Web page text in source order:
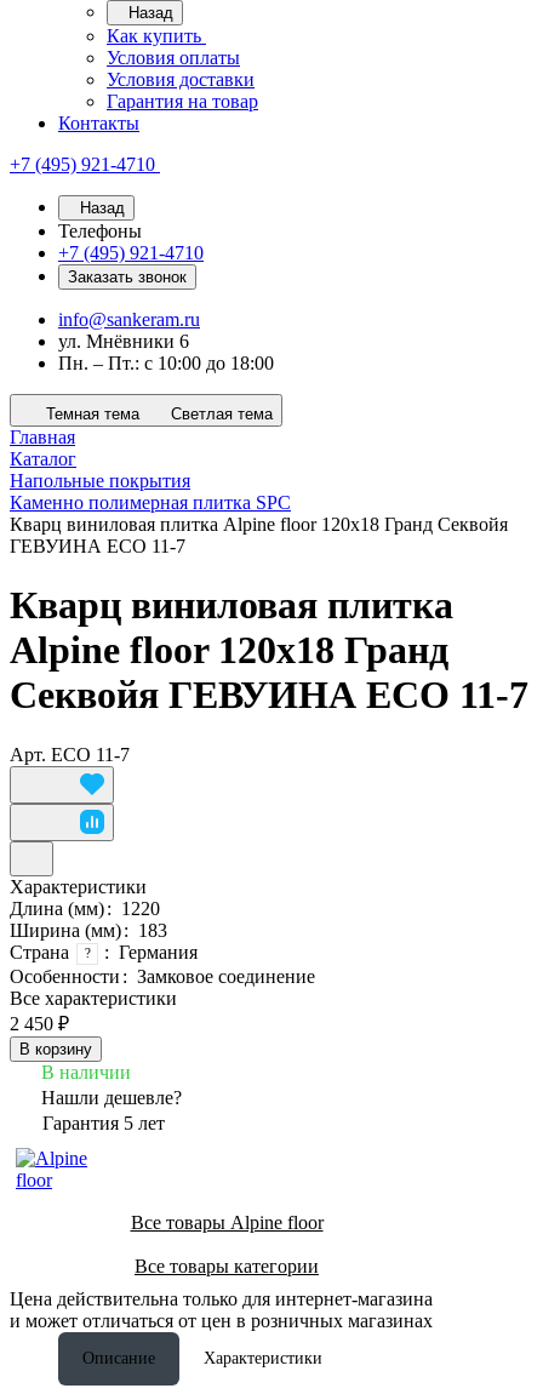
Назад
Как купить
Условия оплаты
Условия доставки
Гарантия на товар
Контакты
+7 (495) 921-4710
Назад
Телефоны
+7 (495) 921-4710
Заказать звонок
info@sankeram.ru
ул. Мнёвники 6
Пн. – Пт.: с 10:00 до 18:00
Темная тема Светлая тема
Главная
Каталог
Напольные покрытия
Каменно полимерная плитка SPC
Кварц виниловая плитка Alpine floor 120x18 Гранд Секвойя
ГЕВУИНА ECO 11-7
Кварц виниловая плитка
Alpine floor 120x18 Гранд
Секвойя ГЕВУИНА ECO 11-7
Арт. ЕСО 11-7
Характеристики
Длина (мм): 1220
Ширина (мм): 183
Страна
? : Германия
Особенности: Замковое соединение
Все характеристики
2 450 ₽
В корзину
В наличии
Нашли дешевле?
Гарантия 5 лет
Все товары Alpine floor
Все товары категории
Цена действительна только для интернет-магазина
и может отличаться от цен в розничных магазинах
Описание Характеристики